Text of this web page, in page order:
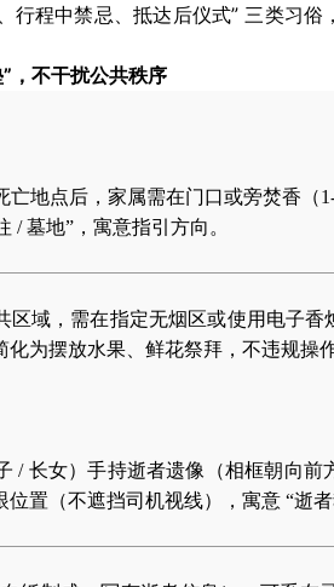
行程中禁忌、抵达后仪式” 三类习俗
，不干扰公共秩序
地点后，家属需在门口或旁焚香（
/ 墓地”，寓意指引方向。
区域，需在指定无烟区或使用电子香
为摆放水果、鲜花祭拜，不违规操作
/ 长女）手持逝者遗像（相框朝向前
置（不遮挡司机视线），寓意 “逝者